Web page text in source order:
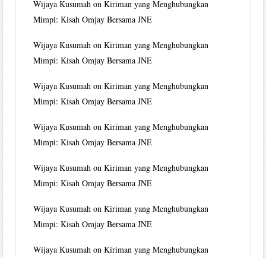
Wijaya Kusumah onKiriman yang Menghubungkan
Mimpi: Kisah Omjay Bersama JNE
Wijaya Kusumah onKiriman yang Menghubungkan
Mimpi: Kisah Omjay Bersama JNE
Wijaya Kusumah onKiriman yang Menghubungkan
Mimpi: Kisah Omjay Bersama JNE
Wijaya Kusumah onKiriman yang Menghubungkan
Mimpi: Kisah Omjay Bersama JNE
Wijaya Kusumah onKiriman yang Menghubungkan
Mimpi: Kisah Omjay Bersama JNE
Wijaya Kusumah onKiriman yang Menghubungkan
Mimpi: Kisah Omjay Bersama JNE
Wijaya Kusumah onKiriman yang Menghubungkan